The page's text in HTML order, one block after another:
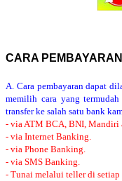
CARA
A. Cara pembayaran dapat
memilih cara yang
transfer ke salah satu bank
- via ATM BCA, BNI, Mandiri
- via Internet Banking.
- via Phone Banking.
- via SMS Banking.
- Tunai melalui teller di setiap